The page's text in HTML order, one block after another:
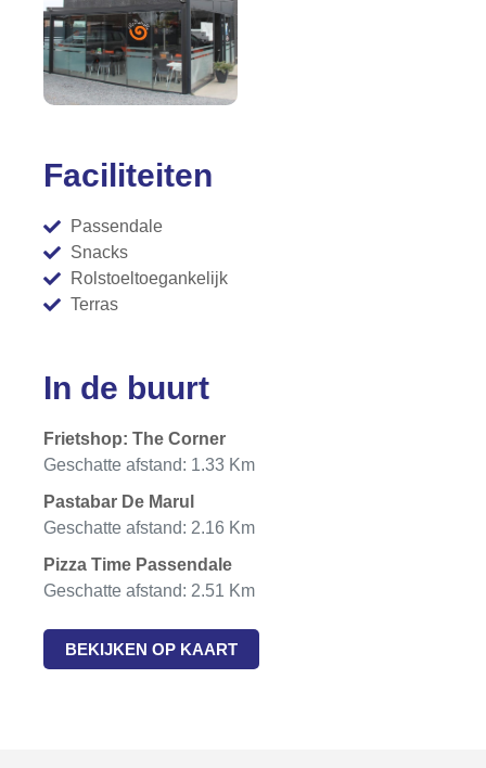
Faciliteiten
Passendale
Snacks
Rolstoeltoegankelijk
Terras
In de buurt
Frietshop: The Corner
Geschatte afstand: 1.33 Km
Pastabar De Marul
Geschatte afstand: 2.16 Km
Pizza Time Passendale
Geschatte afstand: 2.51 Km
BEKIJKEN OP KAART